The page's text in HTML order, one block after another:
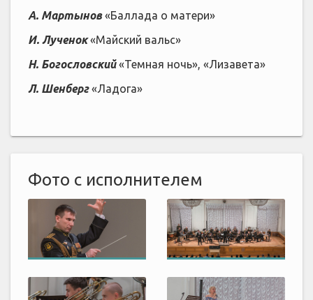
А. Мартынов«Баллада о матери»
И. Лученок«Майский вальс»
Н. Богословский«Темная ночь», «Лизавета»
Л. Шенберг«Ладога»
Фото с исполнителем